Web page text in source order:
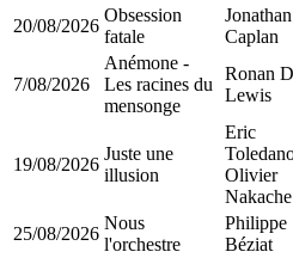
20/08/2026
Obsession
fatale
Jonathan
Caplan
7/08/2026
Anémone -
Les racines du
mensonge
Ronan
Lewis
19/08/2026
Juste une
illusion
Eric
Olivier
Nakache
25/08/2026
Nous
l'orchestre
Philippe
Béziat